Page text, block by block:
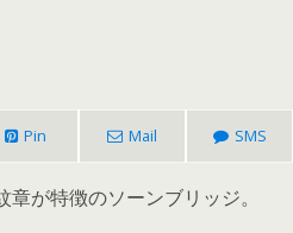
Pin Mail SMS
が特徴のソーンブリッジ。